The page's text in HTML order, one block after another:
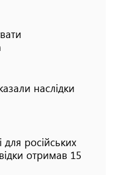
наслідки
для російських
отримав 15